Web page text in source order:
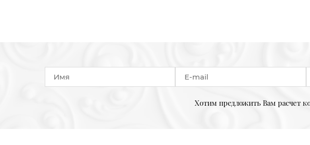
Хотим предложить Вам расчет